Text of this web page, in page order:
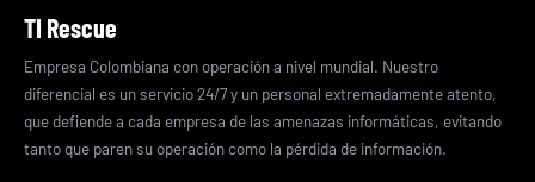
TI Rescue
Empresa Colombiana con operación a nivel mundial. Nuestro
diferencial es un servicio 24/7 y un personal extremadamente atento,
que defiende a cada empresa de las amenazas informáticas, evitando
tanto que paren su operación como la pérdida de información.